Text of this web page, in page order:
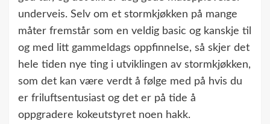
underveis. Selv om et stormkjøkken på mange
måter fremstår som en veldig basic og kanskje til
og med litt gammeldags oppfinnelse, så skjer det
hele tiden nye ting i utviklingen av stormkjøkken,
som det kan være verdt å følge med på hvis du
er friluftsentusiast og det er på tide å
oppgradere kokeutstyret noen hakk.